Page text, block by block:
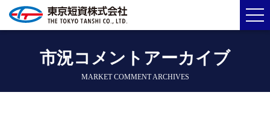
市況コメントアーカイブ
MARKET COMMENT ARCHIVES